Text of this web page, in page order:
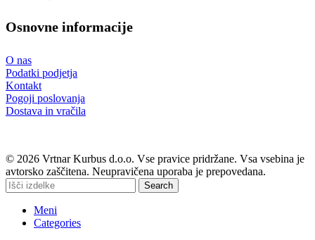
Osnovne informacije
O nas
Podatki podjetja
Kontakt
Pogoji poslovanja
Dostava in vračila
© 2026 Vrtnar Kurbus d.o.o. Vse pravice pridržane. Vsa vsebina je
avtorsko zaščitena. Neupravičena uporaba je prepovedana.
Search
Meni
Categories